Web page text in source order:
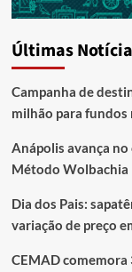
Últimas
Campanha de
milhão para fundos
Anápolis avança
Método Wolbachia
Dia dos Pais:
variação de preço
CEMAD